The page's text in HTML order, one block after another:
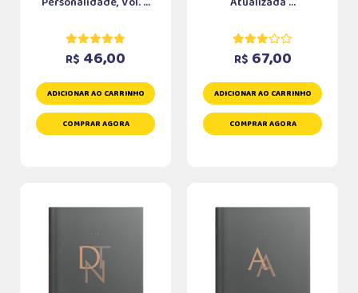
R$ 46,00
ADICIONAR AO CARRINHO
COMPRAR AGORA
R$ 67,00
ADICIONAR AO CARRINHO
COMPRAR AGORA